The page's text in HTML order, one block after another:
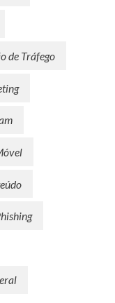
de Tráfego